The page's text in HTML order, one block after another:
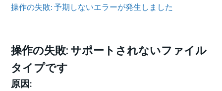
操作の失敗: 予期しないエラーが発生しました
操作の失敗: サポートされないファイル
タイプです
原因: